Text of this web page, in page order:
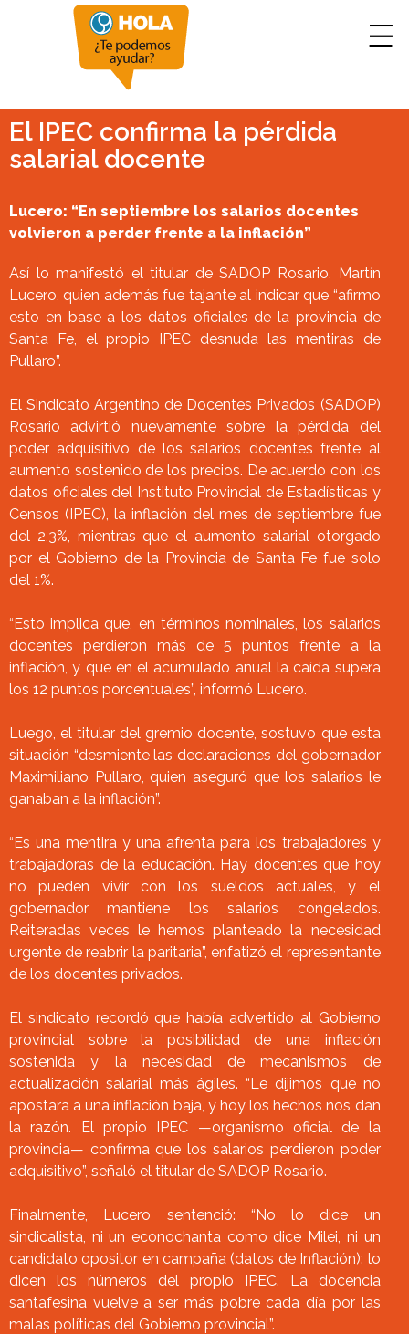
El IPEC confirma la pérdida
salarial docente
Lucero: “En septiembre los salarios docentes
volvieron a perder frente a la inflación”
Así lo manifestó el titular de SADOP Rosario, Martín
Lucero, quien además fue tajante al indicar que “afirmo
esto en base a los datos oficiales de la provincia de
Santa Fe, el propio IPEC desnuda las mentiras de
Pullaro”.
El Sindicato Argentino de Docentes Privados (SADOP)
Rosario advirtió nuevamente sobre la pérdida del
poder adquisitivo de los salarios docentes frente al
aumento sostenido de los precios. De acuerdo con los
datos oficiales del Instituto Provincial de Estadísticas y
Censos (IPEC), la inflación del mes de septiembre fue
del 2,3%, mientras que el aumento salarial otorgado
por el Gobierno de la Provincia de Santa Fe fue solo
del 1%.
“Esto implica que, en términos nominales, los salarios
docentes perdieron más de 5 puntos frente a la
inflación, y que en el acumulado anual la caída supera
los 12 puntos porcentuales”, informó Lucero.
Luego, el titular del gremio docente, sostuvo que esta
situación “desmiente las declaraciones del gobernador
Maximiliano Pullaro, quien aseguró que los salarios le
ganaban a la inflación”.
“Es una mentira y una afrenta para los trabajadores y
trabajadoras de la educación. Hay docentes que hoy
no pueden vivir con los sueldos actuales, y el
gobernador mantiene los salarios congelados.
Reiteradas veces le hemos planteado la necesidad
urgente de reabrir la paritaria”, enfatizó el representante
de los docentes privados.
El sindicato recordó que había advertido al Gobierno
provincial sobre la posibilidad de una inflación
sostenida y la necesidad de mecanismos de
actualización salarial más ágiles. “Le dijimos que no
apostara a una inflación baja, y hoy los hechos nos dan
la razón. El propio IPEC —organismo oficial de la
provincia— confirma que los salarios perdieron poder
adquisitivo”, señaló el titular de SADOP Rosario.
Finalmente, Lucero sentenció: “No lo dice un
sindicalista, ni un econochanta como dice Milei, ni un
candidato opositor en campaña (datos de Inflación): lo
dicen los números del propio IPEC. La docencia
santafesina vuelve a ser más pobre cada día por las
malas políticas del Gobierno provincial”.